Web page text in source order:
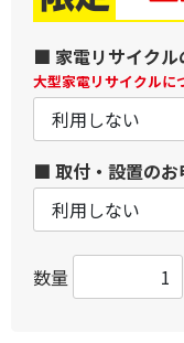
■ 家電リサイクル
大型家電リサイクルに
■ 取付・設置のお
数量